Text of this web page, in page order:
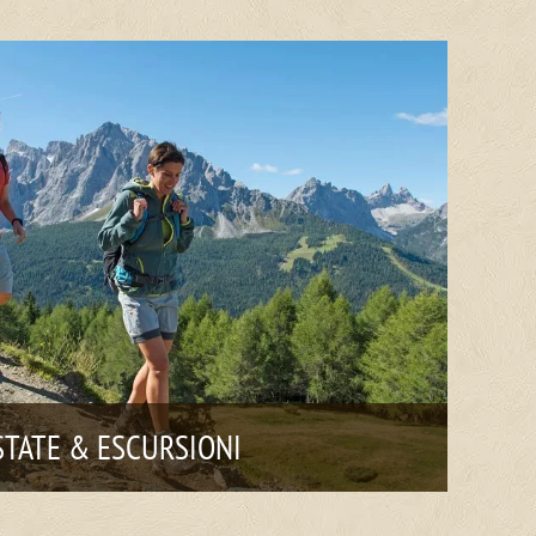
& ESCURSIONI